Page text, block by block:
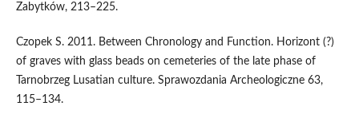
Zabytków, 213–225.
Czopek S. 2011. Between Chronology and Function. Horizont (?)
of graves with glass beads on cemeteries of the late phase of
Tarnobrzeg Lusatian culture. Sprawozdania Archeologiczne 63,
115–134.